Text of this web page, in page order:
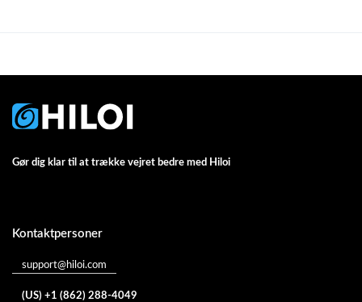
Gør dig klar til at trække vejret bedre med Hiloi
Kontaktpersoner
support@hiloi.com
(US) +1 (862) 288-4049